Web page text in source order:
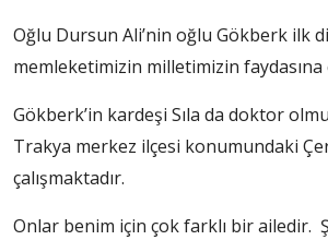
Oğlu Dursun Ali’nin oğlu Gökberk ilk
memleketimizin milletimizin faydasına
Gökberk’in kardeşi Sıla da doktor
Trakya merkez ilçesi konumundaki
çalışmaktadır.
Onlar benim için çok farklı bir ailedir.